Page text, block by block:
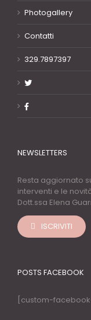
Photogallery
Contatti
329.7897397
NEWSLETTERS
Resta aggiornato
interventi e le
Dott.ssa Elena
ISCRIVITI
POSTS FACEBOOK
[custom-